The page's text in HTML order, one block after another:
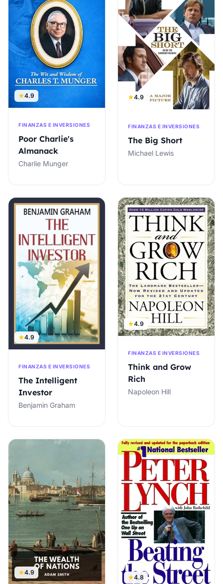
4.9
FINANZAS E INVERSIONES
Poor Charlie's
Almanack
Charlie Munger
4.9
FINANZAS E INVERSIONES
The Big Short
Michael Lewis
4.9
FINANZAS E INVERSIONES
The Intelligent
Investor
Benjamin Graham
4.9
FINANZAS E INVERSIONES
Think and Grow
Rich
Napoleon Hill
4.9
4.8